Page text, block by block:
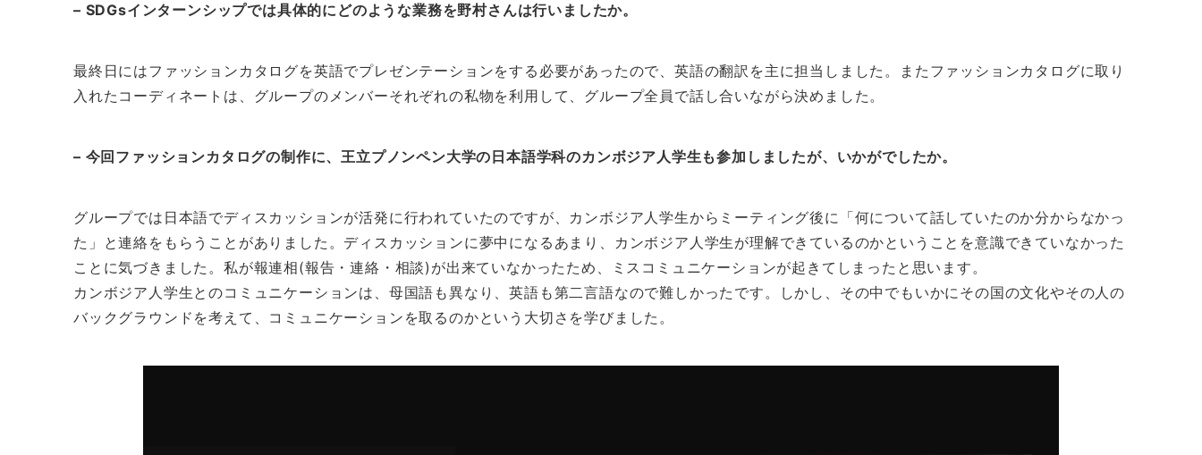
– SDGsインターンシップでは具体的にどのような業務を野村さんは行いましたか。
最終日にはファッションカタログを英語でプレゼンテーションをする必要があったので、英語の翻訳を主に担当しました。またファッションカタログに取り
入れたコーディネートは、グループのメンバーそれぞれの私物を利用して、グループ全員で話し合いながら決めました。
– 今回ファッションカタログの制作に、王立プノンペン大学の日本語学科のカンボジア人学生も参加しましたが、いかがでしたか。
グループでは日本語でディスカッションが活発に行われていたのですが、カンボジア人学生からミーティング後に「何について話していたのか分からなかっ
た」と連絡をもらうことがありました。ディスカッションに夢中になるあまり、カンボジア人学生が理解できているのかということを意識できていなかった
ことに気づきました。私が報連相(報告・連絡・相談)が出来ていなかったため、ミスコミュニケーションが起きてしまったと思います。
カンボジア人学生とのコミュニケーションは、母国語も異なり、英語も第二言語なので難しかったです。しかし、その中でもいかにその国の文化やその人の
バックグラウンドを考えて、コミュニケーションを取るのかという大切さを学びました。